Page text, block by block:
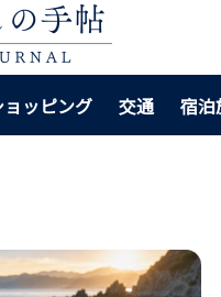
ョッピング 交通 宿泊
期・地形・立ち回り
！